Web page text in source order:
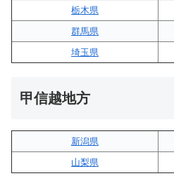
栃木県
群馬県
埼玉県
甲信越地方
新潟県
山梨県